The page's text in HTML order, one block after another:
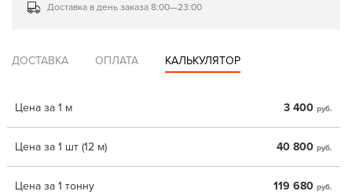
Доставка в день заказа 8:00—23:00
ДОСТАВКА ОПЛАТА КАЛЬКУЛЯТОР
Цена за 1 м 3 400 руб.
Цена за 1 шт (12 м) 40 800 руб.
Цена за 1 тонну 119 680 руб.